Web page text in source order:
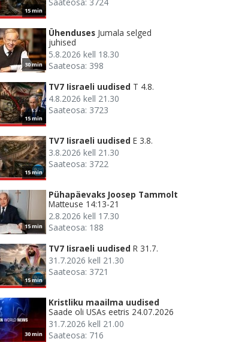
15 min
30 min
Ühenduses Jumala selged
juhised
5.8.2026 kell 18.30
Saateosa: 398
15 min
TV7 Iisraeli uudised T 4.8.
4.8.2026 kell 21.30
Saateosa: 3723
15 min
TV7 Iisraeli uudised E 3.8.
3.8.2026 kell 21.30
Saateosa: 3722
15 min
Pühapäevaks Joosep Tammolt
Matteuse 14:13-21
2.8.2026 kell 17.30
Saateosa: 188
15 min
TV7 Iisraeli uudised R 31.7.
31.7.2026 kell 21.30
Saateosa: 3721
30 min
Kristliku maailma uudised
Saade oli USAs eetris 24.07.2026
31.7.2026 kell 21.00
Saateosa: 716